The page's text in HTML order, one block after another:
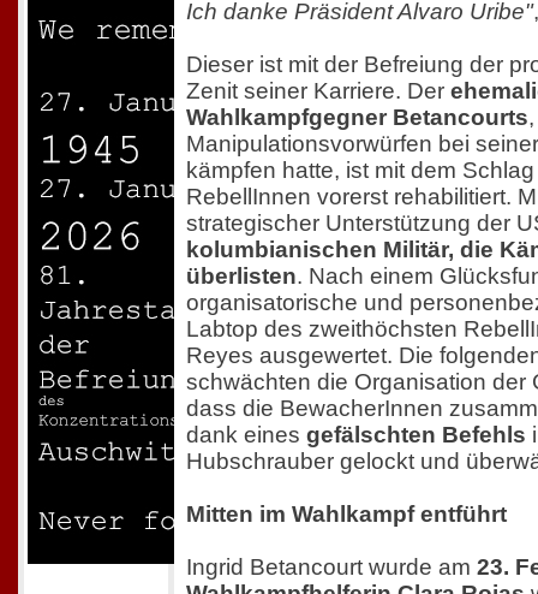
Ich danke Präsident Alvaro Uribe"
Dieser ist mit der Befreiung der
Zenit seiner Karriere. Der
Wahlkampfgegner Betancourts
Manipulationsvorwürfen bei
kämpfen hatte, ist mit dem
RebellInnen vorerst rehabilitiert.
strategischer Unterstützung der
kolumbianischen Militär, die
überlisten. Nach einem
organisatorische und
Labtop des zweithöchsten
Reyes ausgewertet. Die
schwächten die Organisation der
dass die BewacherInnen
dank eines gefälschten Befehls
Hubschrauber gelockt und
Mitten im Wahlkampf entführt
Ingrid Betancourt wurde am 23.